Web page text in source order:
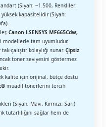
(Siyah: ~1.500, Renkliler:
yüksek kapasitelidir (Siyah:
Canon i-SENSYS MF665Cdw,
modellerle tam uyumludur.
çalıştır kolaylığı sunar. Çipsiz
toner seviyesini göstermez
kalite için orijinal, bütçe dostu
muadil tonerlerini tercih
(Siyah, Mavi, Kırmızı, Sarı)
tutarlılığını sağlar hem de